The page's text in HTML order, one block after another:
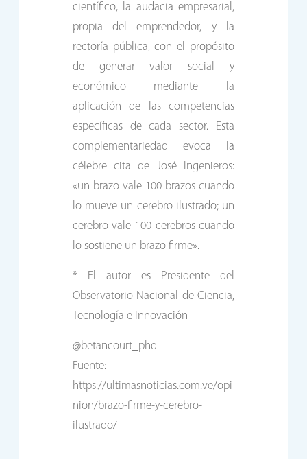
científico, la audacia empresarial,
propia del emprendedor, y la
rectoría pública, con el propósito
de generar valor social y
económico mediante la
aplicación de las competencias
específicas de cada sector. Esta
complementariedad evoca la
célebre cita de José Ingenieros:
«un brazo vale 100 brazos cuando
lo mueve un cerebro ilustrado; un
cerebro vale 100 cerebros cuando
lo sostiene un brazo firme».
* El autor es Presidente del
Observatorio Nacional de Ciencia,
Tecnología e Innovación
@betancourt_phd
Fuente:
https://ultimasnoticias.com.ve/opi
nion/brazo-firme-y-cerebro-
ilustrado/